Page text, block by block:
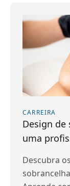
CARREIRA
Design de
uma
Descubra